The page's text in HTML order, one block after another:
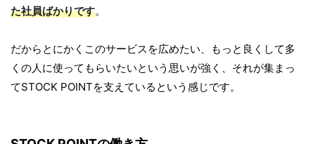
た社員ばかりです。
だからとにかくこのサービスを広めたい、もっと良くして多
くの人に使ってもらいたいという思いが強く、それが集まっ
てSTOCK POINTを支えているという感じです。